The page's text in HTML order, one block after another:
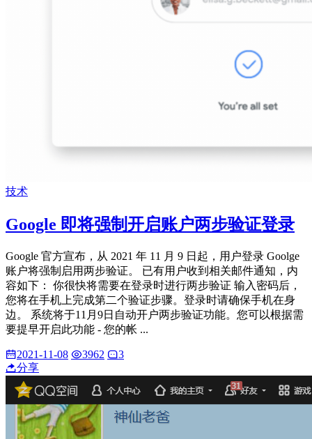
技术
Google 即将强制开启账户两步验证登录
Google 官方宣布，从 2021 年 11 月 9 日起，用户登录 Goolge
账户将强制启用两步验证。 已有用户收到相关邮件通知，内
容如下： 你很快将需要在登录时进行两步验证 输入密码后，
您将在手机上完成第二个验证步骤。登录时请确保手机在身
边。 系统将于11月9日自动开户两步验证功能。您可以根据需
要提早开启此功能 - 您的帐 ...
2021-11-08 3962
3
分享